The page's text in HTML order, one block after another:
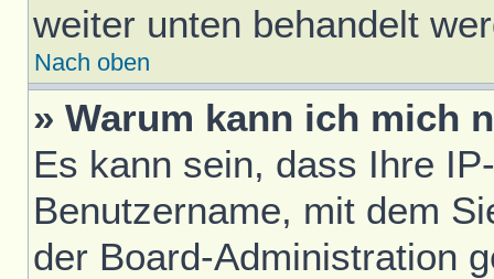
weiter unten behandelt
Nach oben
» Warum kann ich mich
Es kann sein, dass Ihre
Benutzername, mit dem
der Board-Administration